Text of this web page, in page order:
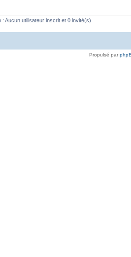
Aucun utilisateur inscrit et 0 invité(s)
Propulsé par